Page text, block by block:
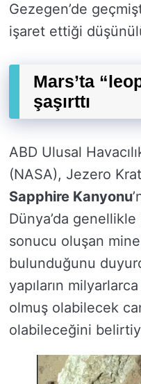
Gezegen’de
işaret ettiği
Mars’ta
şaşırttı
ABD Ulusal
(NASA), Jezero
Sapphire Kanyonu
Dünya’da
sonucu oluşan
bulunduğunu
yapıların
olmuş olabilecek
olabileceğini